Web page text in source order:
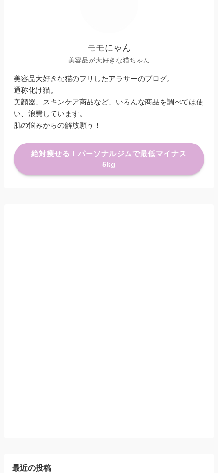
モモにゃん
美容品が大好きな猫ちゃん
美容品大好きな猫のフリしたアラサーのブログ。
通称化け猫。
美顔器、スキンケア商品など、いろんな商品を調べては使
い、浪費しています。
肌の悩みからの解放願う！
絶対痩せる！パーソナルジムで最低マイナス
5kg
最近の投稿